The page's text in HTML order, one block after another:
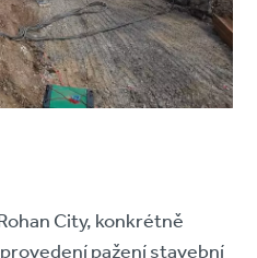
City, konkrétně